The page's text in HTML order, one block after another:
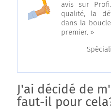
avis sur
qualité, la
dans la
premier. »
J'ai décidé de
faut-il pour